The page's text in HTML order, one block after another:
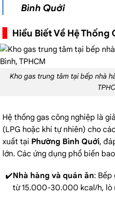
Bình Quới
Hiểu Biết Về Hệ Thống
Kho gas trung tâm tại bếp nhà
Hệ thống gas công nghiệp là
(LPG hoặc khí tự nhiên) cho
xuất tại Phường Bình Quới,
lớn. Các ứng dụng phổ biến
Nhà hàng và quán ăn: Bếp
từ 15.000-30.000 kcal/h, lò